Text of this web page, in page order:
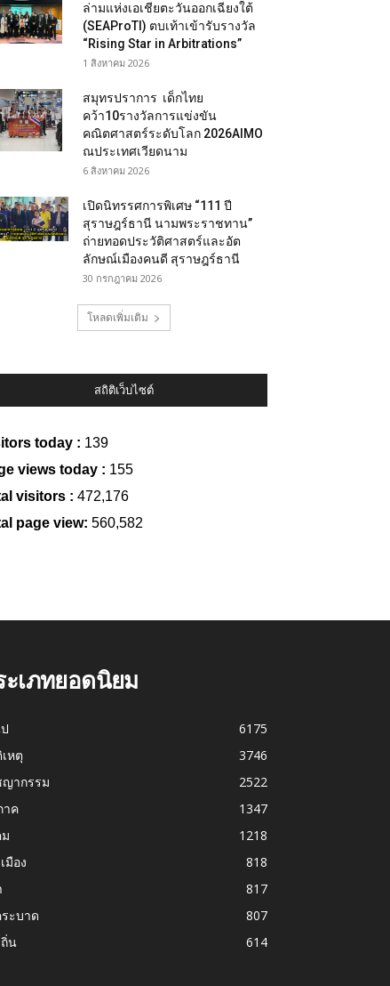
ล่ามแห่งเอเชียตะวันออกเฉียงใต้
(SEAProTI) ตบเท้าเข้ารับรางวัล
“Rising Star in Arbitrations”
1 สิงหาคม 2026
สมุทรปราการ เด็กไทย
คว้า10รางวัลการแข่งขัน
คณิตศาสตร์ระดับโลก 2026AIMO
ณประเทศเวียดนาม
6 สิงหาคม 2026
เปิดนิทรรศการพิเศษ “111 ปี
สุราษฎร์ธานี นามพระราชทาน”
ถ่ายทอดประวัติศาสตร์และอัต
ลักษณ์เมืองคนดี สุราษฎร์ธานี
30 กรกฎาคม 2026
โหลดเพิ่มเติม
สถิติเว็บไซต์
today : 139
views today : 155
visitors : 472,176
page view: 560,582
ะเภทยอดนิยม
6175
หตุ
3746
ญากรรม
2522
าค
1347
1218
มือง
818
817
ะบาด
807
น
614